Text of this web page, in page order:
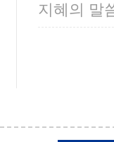
지혜의 말